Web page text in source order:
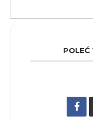
POLEĆ